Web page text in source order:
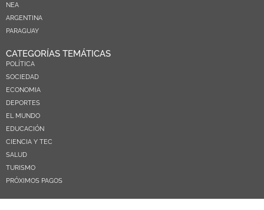
NEA
ARGENTINA
PARAGUAY
CATEGORÍAS TEMÁTICAS
POLÍTICA
SOCIEDAD
ECONOMIA
DEPORTES
EL MUNDO
EDUCACIÓN
CIENCIA Y TEC
SALUD
TURISMO
PRÓXIMOS PAGOS